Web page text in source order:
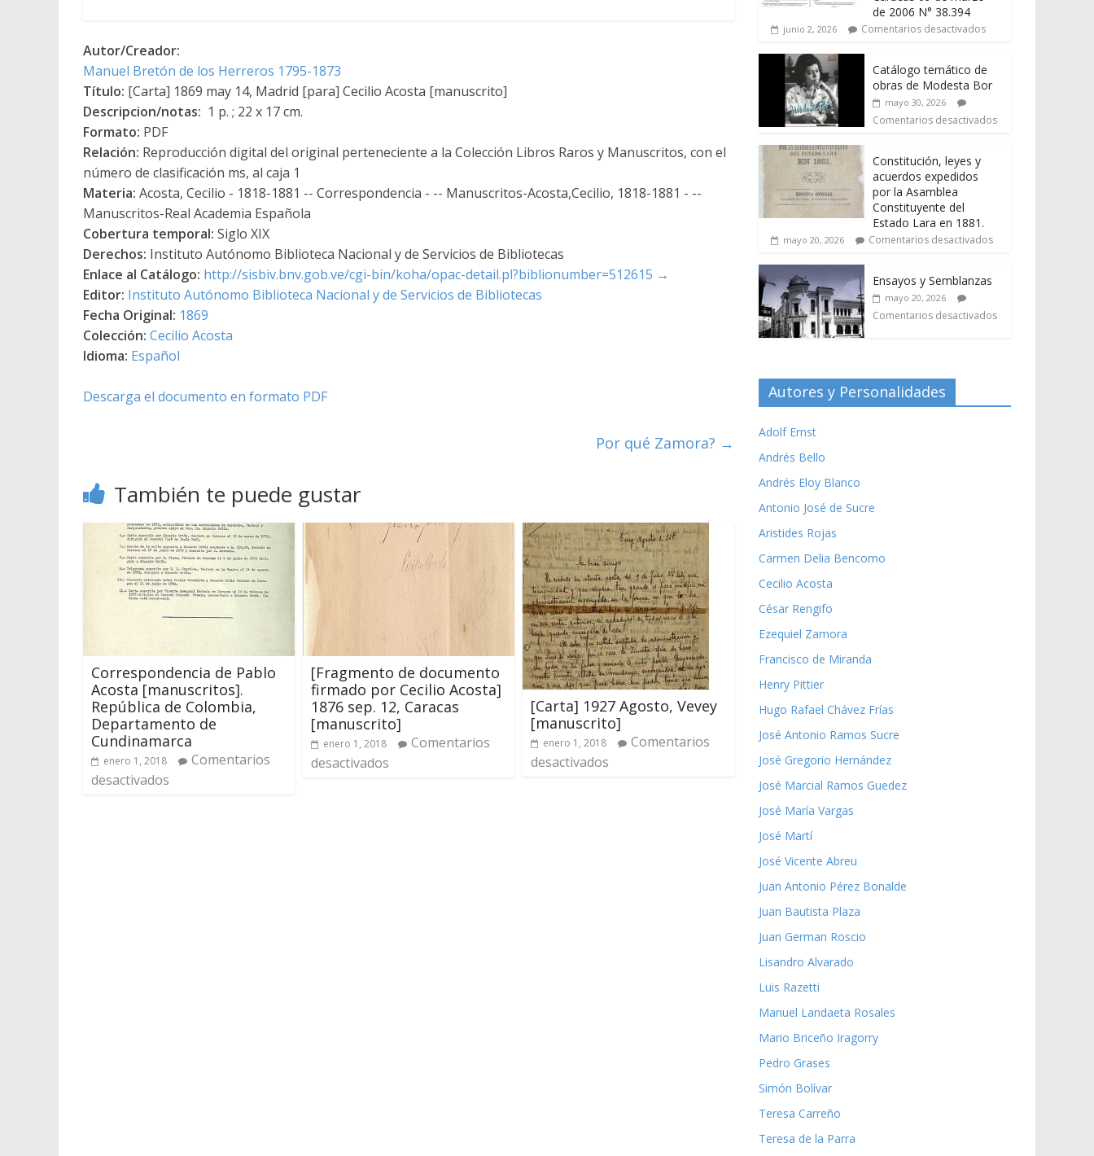
Autor/Creador:
Manuel Bretón de los Herreros 1795-1873
Título: [Carta] 1869 may 14, Madrid [para] Cecilio Acosta [manuscrito]
Descripcion/notas: 1 p. ; 22 x 17 cm.
Formato: PDF
Relación: Reproducción digital del original perteneciente a la Colección Libros Raros y Manuscritos, con el
número de clasificación ms, al caja 1
Materia: Acosta, Cecilio - 1818-1881 -- Correspondencia - -- Manuscritos-Acosta,Cecilio, 1818-1881 - --
Manuscritos-Real Academia Española
Cobertura temporal: Siglo XIX
Derechos: Instituto Autónomo Biblioteca Nacional y de Servicios de Bibliotecas
Enlace al Catálogo: http://sisbiv.bnv.gob.ve/cgi-bin/koha/opac-detail.pl?biblionumber=512615 →
Editor: Instituto Autónomo Biblioteca Nacional y de Servicios de Bibliotecas
Fecha Original: 1869
Colección: Cecilio Acosta
Idioma: Español
Descarga el documento en formato PDF
Por qué Zamora? →
También te puede gustar
Correspondencia de Pablo
Acosta [manuscritos].
República de Colombia,
Departamento de
Cundinamarca
enero 1, 2018
Comentarios
desactivados
[Fragmento de documento
firmado por Cecilio Acosta]
1876 sep. 12, Caracas
[manuscrito]
enero 1, 2018
Comentarios
desactivados
[Carta] 1927 Agosto, Vevey
[manuscrito]
enero 1, 2018
Comentarios
desactivados
de 2006 N° 38.394
junio 2, 2026 Comentarios desactivados
Catálogo temático de
obras de Modesta Bor
mayo 30, 2026
Comentarios desactivados
Constitución, leyes y
acuerdos expedidos
por la Asamblea
Constituyente del
Estado Lara en 1881.
mayo 20, 2026 Comentarios desactivados
Ensayos y Semblanzas
mayo 20, 2026
Comentarios desactivados
Autores y Personalidades
Adolf Ernst
Andrés Bello
Andrés Eloy Blanco
Antonio José de Sucre
Aristides Rojas
Carmen Delia Bencomo
Cecilio Acosta
César Rengifo
Ezequiel Zamora
Francisco de Miranda
Henry Pittier
Hugo Rafael Chávez Frías
José Antonio Ramos Sucre
José Gregorio Hernández
José Marcial Ramos Guedez
José María Vargas
José Martí
José Vicente Abreu
Juan Antonio Pérez Bonalde
Juan Bautista Plaza
Juan German Roscio
Lisandro Alvarado
Luis Razetti
Manuel Landaeta Rosales
Mario Briceño Iragorry
Pedro Grases
Simón Bolívar
Teresa Carreño
Teresa de la Parra